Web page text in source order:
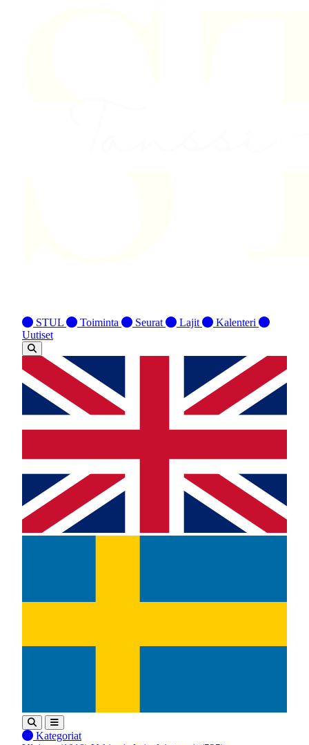
STUL Toiminta Seurat Lajit
Kalenteri
Uutiset
Kategoriat